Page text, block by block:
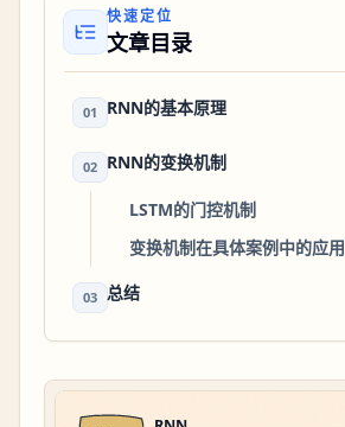
快速定位
文章目录
01 RNN的基本原理
02 RNN的变换机制
LSTM的门控机制
变换机制在具体案例中的应用
03 总结